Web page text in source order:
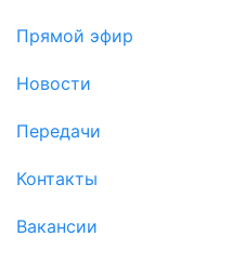
Прямой эфир
Новости
Передачи
Контакты
Вакансии